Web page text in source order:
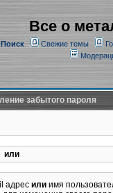
Все о
Поиск Свежие темы
забытого пароля
или
адрес или имя